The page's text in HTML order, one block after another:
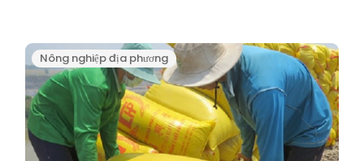
Nông nghiệp địa phương